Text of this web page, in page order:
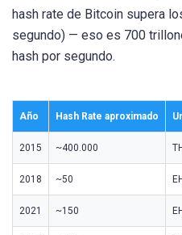
hash rate de Bitcoin supera
segundo) — eso es 700
hash por segundo.
Año Hash Rate aproximado
2015 ~400.000
2018 ~50
2021 ~150